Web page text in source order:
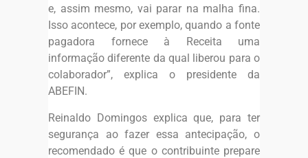
e, assim mesmo, vai parar na malha fina.
Isso acontece, por exemplo, quando a fonte
pagadora fornece à Receita uma
informação diferente da qual liberou para o
colaborador”, explica o presidente da
ABEFIN.
Reinaldo Domingos explica que, para ter
segurança ao fazer essa antecipação, o
recomendado é que o contribuinte prepare